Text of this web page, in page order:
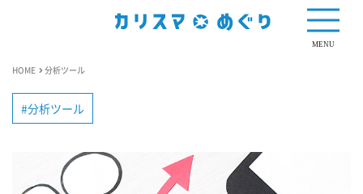
MENU
HOME 分析ツール
分析ツール